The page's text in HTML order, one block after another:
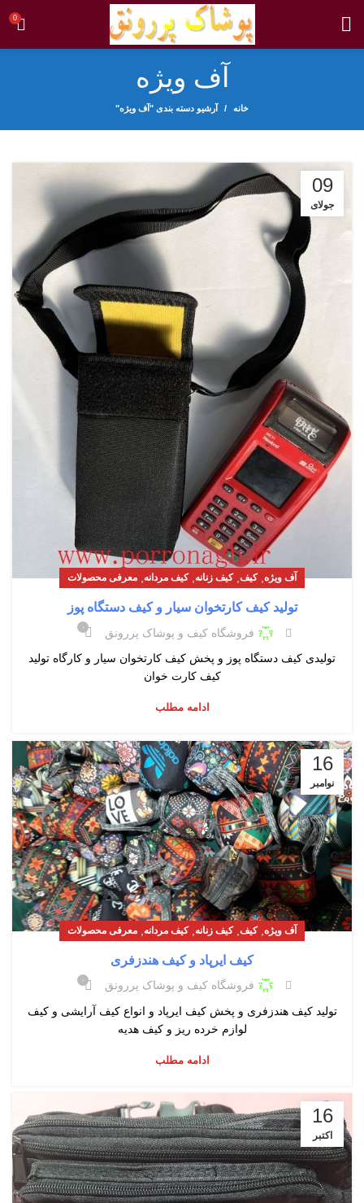
0
آف ویژه
خانه آرشیو دسته بندی "آف ویژه"
09
جولای
آف ویژه,کیف,کیف زنانه,کیف مردانه, معرفی محصولات
تولید کیف کارتخوان سیار و کیف دستگاه پوز
فروشگاه کیف و پوشاک پررونق ۰
تولیدی کیف دستگاه پوز و پخش کیف کارتخوان سیار و کارگاه تولید
کیف کارت خوان
ادامه مطلب
16
نوامبر
آف ویژه ,کیف ,کیف زنانه ,کیف مردانه معرفی محصولات
کیف ایرپاد و کیف هندزفری
فروشگاه کیف و پوشاک پررونق ۰
تولید کیف هندزفری و پخش کیف ایرپاد و انواع کیف آرایشی و کیف
لوازم خرده ریز و کیف هدیه
ادامه مطلب
16
اکتبر